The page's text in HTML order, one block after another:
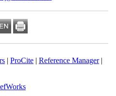
|ProCite|Reference Manager
RefWorks